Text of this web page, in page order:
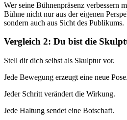
Wer seine Bühnenpräsenz verbessern
Bühne nicht nur aus der eigenen
sondern auch aus Sicht des Publikums.
Vergleich 2: Du bist die
Stell dir dich selbst als Skulptur vor.
Jede Bewegung erzeugt eine neue Pose.
Jeder Schritt verändert die Wirkung.
Jede Haltung sendet eine Botschaft.